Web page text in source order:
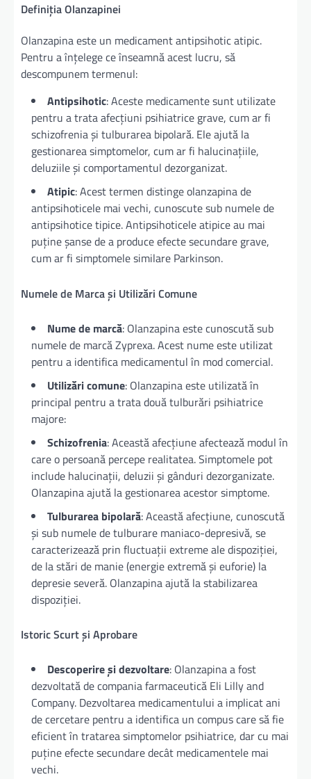
Definiția Olanzapinei
Olanzapina este un medicament antipsihotic atipic.
Pentru a înțelege ce înseamnă acest lucru, să
descompunem termenul:
Antipsihotic: Aceste medicamente sunt utilizate
pentru a trata afecțiuni psihiatrice grave, cum ar fi
schizofrenia și tulburarea bipolară. Ele ajută la
gestionarea simptomelor, cum ar fi halucinațiile,
deluziile și comportamentul dezorganizat.
Atipic: Acest termen distinge olanzapina de
antipsihoticele mai vechi, cunoscute sub numele de
antipsihotice tipice. Antipsihoticele atipice au mai
puține șanse de a produce efecte secundare grave,
cum ar fi simptomele similare Parkinson.
Numele de Marca și Utilizări Comune
Nume de marcă: Olanzapina este cunoscută sub
numele de marcă Zyprexa. Acest nume este utilizat
pentru a identifica medicamentul în mod comercial.
Utilizări comune: Olanzapina este utilizată în
principal pentru a trata două tulburări psihiatrice
majore:
Schizofrenia: Această afecțiune afectează modul în
care o persoană percepe realitatea. Simptomele pot
include halucinații, deluzii și gânduri dezorganizate.
Olanzapina ajută la gestionarea acestor simptome.
Tulburarea bipolară: Această afecțiune, cunoscută
și sub numele de tulburare maniaco-depresivă, se
caracterizează prin fluctuații extreme ale dispoziției,
de la stări de manie (energie extremă și euforie) la
depresie severă. Olanzapina ajută la stabilizarea
dispoziției.
Istoric Scurt și Aprobare
Descoperire și dezvoltare: Olanzapina a fost
dezvoltată de compania farmaceutică Eli Lilly and
Company. Dezvoltarea medicamentului a implicat ani
de cercetare pentru a identifica un compus care să fie
eficient în tratarea simptomelor psihiatrice, dar cu mai
puține efecte secundare decât medicamentele mai
vechi.